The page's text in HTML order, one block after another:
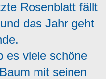
Rosenblatt fällt
das Jahr geht
es viele schöne
mit seinen